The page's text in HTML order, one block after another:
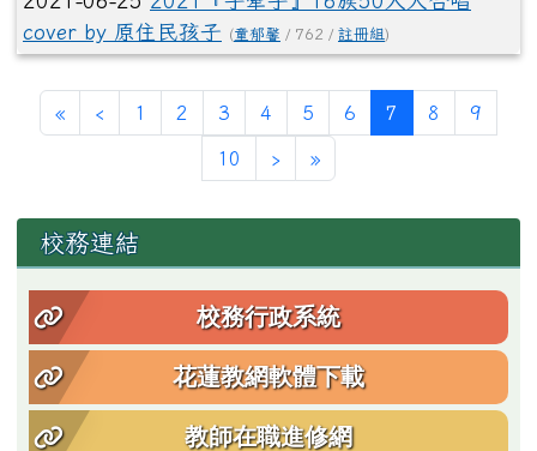
cover by 原住民孩子
(童郁馨 / 762 / 註冊組)
«第一頁
‹ 上一頁
1 2 3 4 5 6 7 (目前頁次)
8 9
10 ›下一頁
»最後頁
左邊區域內容
校務連結
校務行政系統
花蓮教網軟體下載
教師在職進修網